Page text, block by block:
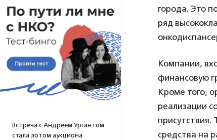
Встреча с Андреем Ургантом
стала лотом аукциона
города. Это
ряд
Компании,
финансовую
Кроме того,
реализации
средства на